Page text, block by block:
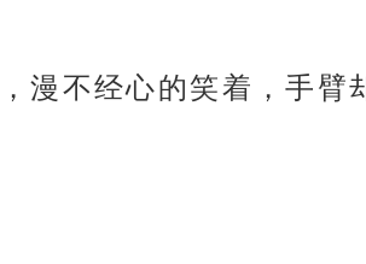
漫不经心的笑着，手臂